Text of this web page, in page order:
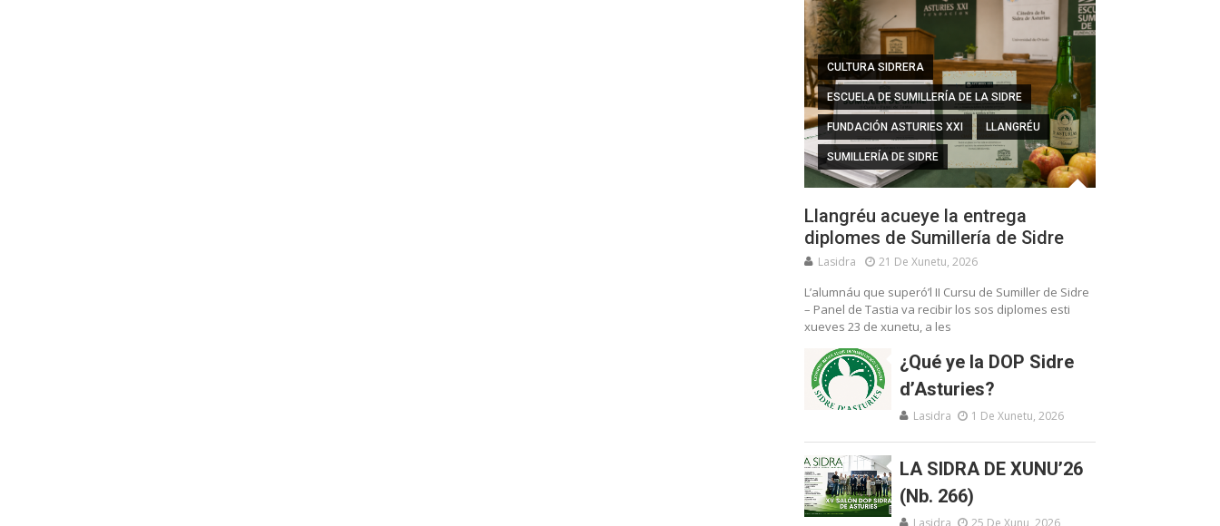
CULTURA SIDRERA
ESCUELA DE SUMILLERÍA DE LA SIDRE
FUNDACIÓN ASTURIES XXI LLANGRÉU
SUMILLERÍA DE SIDRE
Llangréu acueye la entrega
diplomes de Sumillería de Sidre
Lasidra 21 De Xunetu, 2026
L’alumnáu que superó’l II Cursu de Sumiller de Sidre
– Panel de Tastia va recibir los sos diplomes esti
xueves 23 de xunetu, a les
¿Qué ye la DOP Sidre
d’Asturies?
Lasidra 1 De Xunetu, 2026
LA SIDRA DE XUNU’26
(Nb. 266)